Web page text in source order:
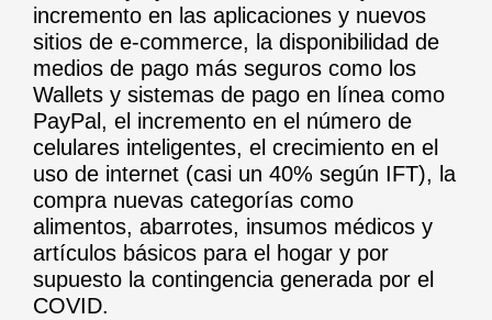
incremento en las aplicaciones y nuevos
sitios de e-commerce, la disponibilidad de
medios de pago más seguros como los
Wallets y sistemas de pago en línea como
PayPal, el incremento en el número de
celulares inteligentes, el crecimiento en el
uso de internet (casi un 40% según IFT), la
compra nuevas categorías como
alimentos, abarrotes, insumos médicos y
artículos básicos para el hogar y por
supuesto la contingencia generada por el
COVID.